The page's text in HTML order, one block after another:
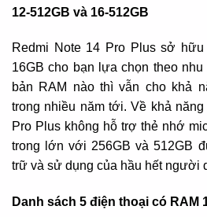
12-512GB và 16-512GB
Redmi Note 14 Pro Plus sở
16GB cho bạn lựa chọn theo
bản RAM nào thì vẫn cho khả
trong nhiều năm tới. Về khả
Pro Plus không hỗ trợ thẻ nhớ
trong lớn với 256GB và 512GB
trữ và sử dụng của hầu hết người
Danh sách 5 điện thoại có RAM